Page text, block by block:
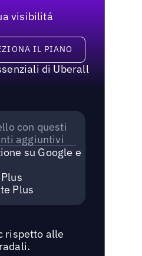
visibilitá
IL PIANO
di Uberall
con questi
aggiuntivi
su Google e
Plus
rispetto alle